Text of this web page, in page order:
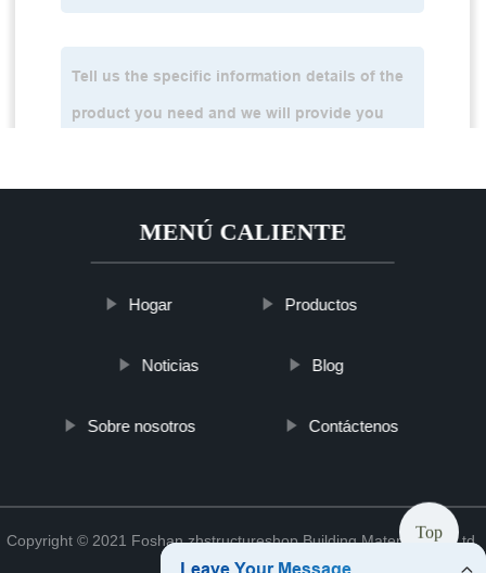
MENÚ CALIENTE
Hogar Productos
Noticias Blog
Sobre nosotros Contáctenos
Copyright © 2021 Foshan zhstructureshop Building Material Co., Ltd.
Sitemap
Top